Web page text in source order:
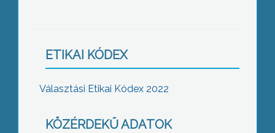
ETIKAI KÓDEX
Választási Etikai Kódex 2022
KÖZÉRDEKŰ ADATOK